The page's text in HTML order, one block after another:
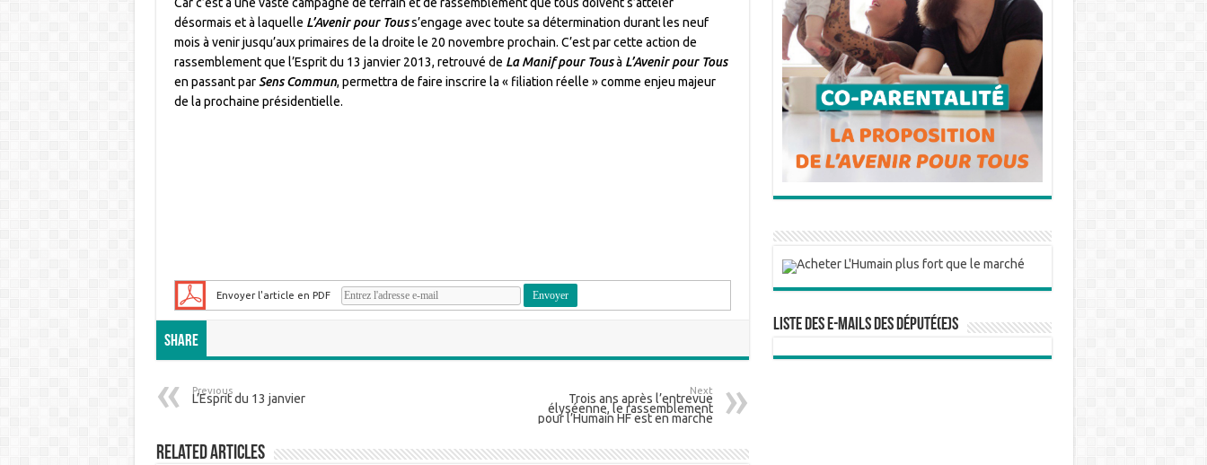
Car c’est à une vaste campagne de terrain et de rassemblement que tous doivent s’atteler
désormais et à laquelle L’Avenir pour Touss’engage avec toute sa détermination durant les neuf
mois à venir jusqu’aux primaires de la droite le 20 novembre prochain. C’est par cette action de
rassemblement que l’Esprit du 13 janvier 2013, retrouvé de La Manif pour Tousà L’Avenir pour Tous
en passant parSens Commun, permettra de faire inscrire la « filiation réelle » comme enjeu majeur
de la prochaine présidentielle.
Envoyer l'article en PDF
Share
Previous
L’Esprit du 13 janvier
Next
Trois ans après l’entrevue
élyséenne, le rassemblement
pour l’Humain HF est en marche
Related Articles
Liste des e-mails des député(e)s